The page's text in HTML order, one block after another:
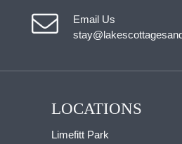
Email Us
LOCATIONS
Limefitt Park